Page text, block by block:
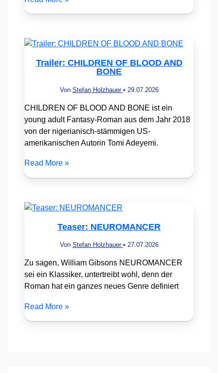
Trailer: CHILDREN OF BLOOD AND
BONE
Von Stefan Holzhauer • 29.07.2026
CHILDREN OF BLOOD AND BONE ist ein
young adult Fantasy-Roman aus dem Jahr 2018
von der nigerianisch-stämmigen US-
amerikanischen Autorin Tomi Adeyemi.
Read More »
Teaser: NEUROMANCER
Von Stefan Holzhauer • 27.07.2026
Zu sagen, William Gibsons NEUROMANCER
sei ein Klassiker, untertreibt wohl, denn der
Roman hat ein ganzes neues Genre definiert
Read More »